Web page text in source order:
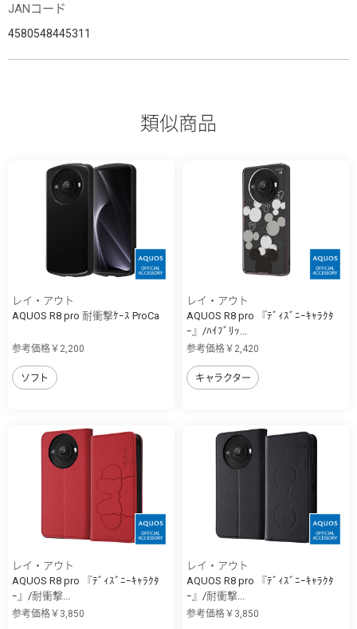
JANコード
4580548445311
類似商品
レイ・アウト
AQUOS R8 pro 耐衝撃ｹｰｽ ProCa
参考価格￥2,200
ソフト
レイ・アウト
AQUOS R8 pro 『ﾃﾞｨｽﾞﾆｰｷｬﾗｸﾀ
ｰ』/ﾊｲﾌﾞﾘｯ...
参考価格￥2,420
キャラクター
レイ・アウト
AQUOS R8 pro 『ﾃﾞｨｽﾞﾆｰｷｬﾗｸﾀ
ｰ』/耐衝撃...
参考価格￥3,850
レイ・アウト
AQUOS R8 pro 『ﾃﾞｨｽﾞﾆｰｷｬﾗｸﾀ
ｰ』/耐衝撃...
参考価格￥3,850